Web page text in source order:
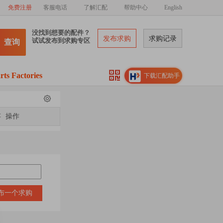
免费注册 客服电话 了解汇配 帮助中心 English
查询
没找到想要的配件？
试试发布到求购专区
发布求购 求购记录
Factories 下载汇配助手
操作
一个求购